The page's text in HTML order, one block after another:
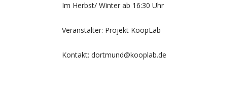
Im Herbst/ Winter ab 16:30 Uhr
Veranstalter: Projekt KoopLab
Kontakt: dortmund@kooplab.de